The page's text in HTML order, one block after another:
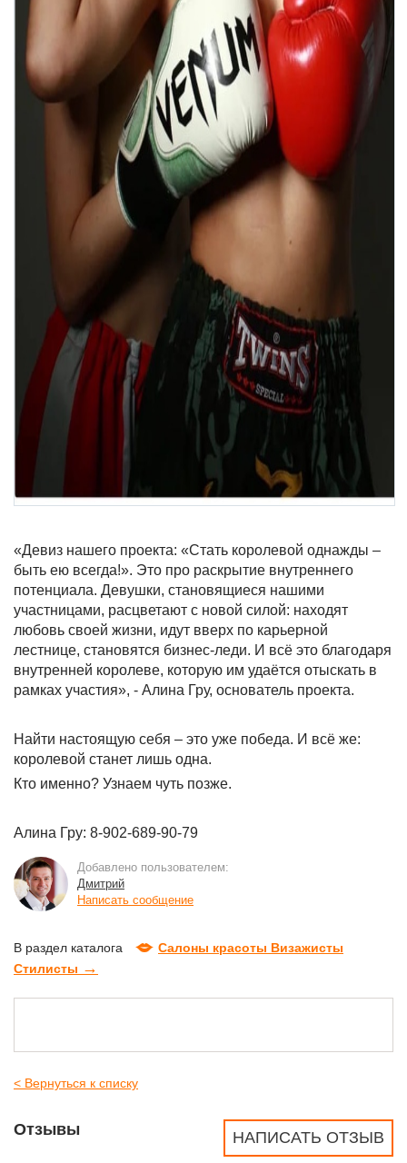
«Девиз нашего проекта: «Стать королевой однажды –
быть ею всегда!». Это про раскрытие внутреннего
потенциала. Девушки, становящиеся нашими
участницами, расцветают с новой силой: находят
любовь своей жизни, идут вверх по карьерной
лестнице, становятся бизнес-леди. И всё это благодаря
внутренней королеве, которую им удаётся отыскать в
рамках участия», - Алина Гру, основатель проекта.
Найти настоящую себя – это уже победа. И всё же:
королевой станет лишь одна.
Кто именно? Узнаем чуть позже.
Алина Гру: 8-902-689-90-79
Добавлено пользователем:
Дмитрий
Написать сообщение
В раздел каталога
Салоны красоты Визажисты
Стилисты →
< Вернуться к списку
НАПИСАТЬ ОТЗЫВ
Отзывы